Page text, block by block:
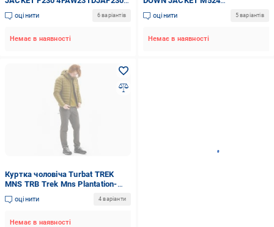
45S р.S жовтий
оцінити 6 варіантів
Немає в наявності
4FWAW24TDJAM524-74S р.XL
жовтий
оцінити 5 варіантів
Немає в наявності
Куртка чоловіча Turbat TREK
MNS TRB Trek Mns Plantation-
Olive р.S жовта
оцінити 4 варіанти
Немає в наявності